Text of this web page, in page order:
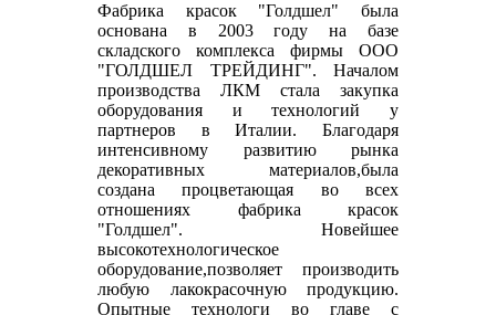
Фабрика красок "Голдшел" была
основана в 2003 году на базе
складского комплекса фирмы ООО
"ГОЛДШЕЛ ТРЕЙДИНГ". Началом
производства ЛКМ стала закупка
оборудования и технологий у
партнеров в Италии. Благодаря
интенсивному развитию рынка
декоративных материалов,была
создана процветающая во всех
отношениях фабрика красок
"Голдшел". Новейшее
высокотехнологическое
оборудование,позволяет производить
любую лакокрасочную продукцию.
Опытные технологи во главе с